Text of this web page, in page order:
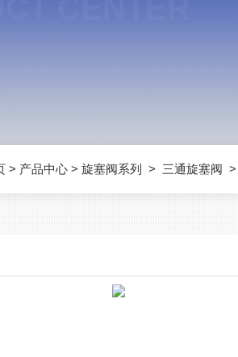
> 产品中心 > 旋塞阀系列 > 三通旋塞阀